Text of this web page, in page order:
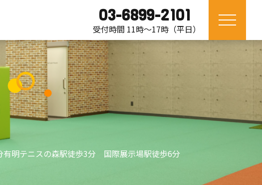
03-6899-2101
受付時間 11時〜17時（平日）
有明テニスの森駅徒歩3分 国際展示場駅徒歩6分